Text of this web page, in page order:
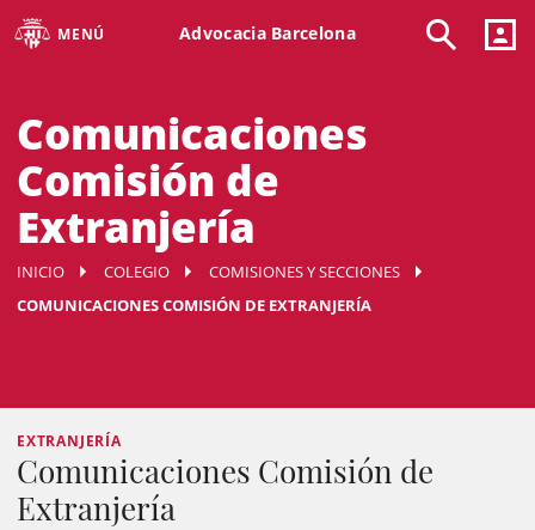
MENÚ Advocacia Barcelona
Comunicaciones
Comisión de
Extranjería
INICIO COLEGIO
COMISIONES Y SECCIONES
COMUNICACIONES COMISIÓN DE EXTRANJERÍA
EXTRANJERÍA
Comunicaciones Comisión de
Extranjería